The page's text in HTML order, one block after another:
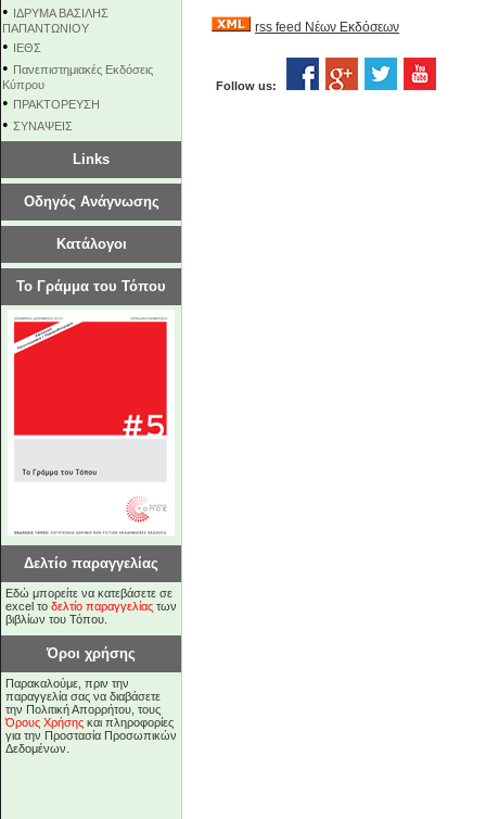
• ΙΔΡΥΜΑ ΒΑΣΙΛΗΣ
ΠΑΠΑΝΤΩΝΙΟΥ
• ΙΕΘΣ
• Πανεπιστημιακές Εκδόσεις
Κύπρου
• ΠΡΑΚΤΟΡΕΥΣΗ
• ΣΥΝΑΨΕΙΣ
Links
Οδηγός Ανάγνωσης
Κατάλογοι
Το Γράμμα του Τόπου
Δελτίο παραγγελίας
Εδώ μπορείτε να κατεβάσετε σε
excel το δελτίο παραγγελίας των
βιβλίων του Τόπου.
Όροι χρήσης
Παρακαλούμε, πριν την
παραγγελία σας να διαβάσετε
την Πολιτική Απορρήτου, τους
Όρους Χρήσης και πληροφορίες
για την Προστασία Προσωπικών
Δεδομένων.
rss feed Νέων Εκδόσεων
Follow us: